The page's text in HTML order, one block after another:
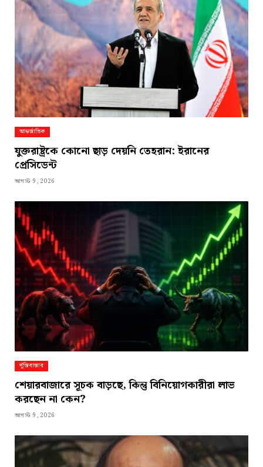
আন্তর্জাতিক
যুক্তরাষ্ট্রকে কোনো ছাড় দেয়নি তেহরান: ইরানের
প্রেসিডেন্ট
আগস্ট 9, 2026
পুঁজিবাজার
শেয়ারবাজারে সূচক বাড়ছে, কিন্তু বিনিয়োগকারীরা লাভ
করছেন না কেন?
আগস্ট 9, 2026